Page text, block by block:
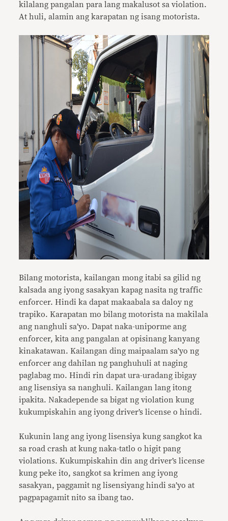
kilalang pangalan para lang makalusot sa violation.
At huli, alamin ang karapatan ng isang motorista.
Bilang motorista, kaila­ngan mong itabi sa gilid ng
kalsada ang iyong sasakyan kapag nasita ng traffic
enforcer. Hindi ka dapat makaabala sa daloy ng
trapiko. Karapatan mo bilang motorista na makilala
ang nanghuli sa’yo. Dapat naka-uniporme ang
enforcer, kita ang pangalan at opisinang kanyang
kinakatawan. Kailangan ding maipaalam sa’yo ng
enforcer ang dahilan ng panghuhuli at naging
paglabag mo. Hindi rin dapat ura-uradang ibigay
ang lisensiya sa nanghuli. Kailangan lang itong
ipakita. Nakadepende sa bigat ng violation kung
kukumpiskahin ang iyong dri­ver’s license o hindi.
Kukunin lang ang iyong lisensiya kung sangkot ka
sa road crash at kung naka-tatlo o hi­git pang
violations. Kukumpiskahin din ang driver’s license
kung peke ito, sangkot sa krimen ang iyong
sasakyan, paggamit ng lisensiyang hindi sa’yo at
pagpapagamit nito sa ibang tao.